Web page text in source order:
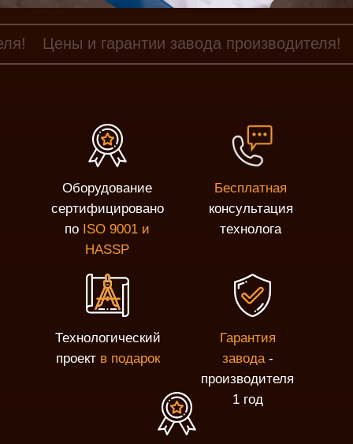
Цены и гарантии завода производителя!
Оборудование
сертифицировано
по ISO 9001 и
HASSP
Бесплатная
консультация
технолога
Технологический
проект в подарок
Гарантия
завода-
производителя
1 год